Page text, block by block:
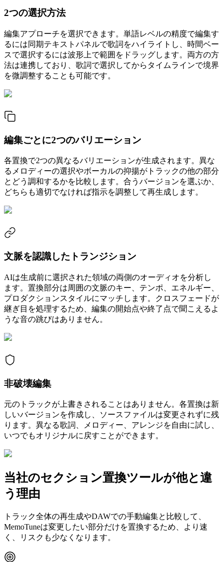
2つの選択方法
編集アプローチを選択できます。単語レベルの精度で編集す
るには同期テキストパネルで歌詞をハイライトし、時間ベー
スで選択するには波形上で範囲をドラッグします。両方の方
法は連携しており、歌詞で選択してからタイムラインで境界
を微調整することも可能です。
編集ごとに2つのバリエーション
各置換で2つの異なるバリエーションが生成されます。異な
るメロディーの選択やボーカルの抑揚がトラックの他の部分
とどう調和するかを比較します。合うバージョンを選ぶか、
どちらも適切でなければ指示を調整して再生成します。
文脈を認識したトランジション
AIは生成前に選択された領域の両側のオーディオを分析し
ます。置換部分は周囲の文脈のキー、テンポ、エネルギー、
プロダクションスタイルにマッチします。クロスフェードが
継ぎ目を処理するため、編集の開始点や終了点で聞こえるよ
うな音の跳びはありません。
非破壊編集
元のトラックが上書きされることはありません。各置換は新
しいバージョンを作成し、ソースファイルは変更されずに残
ります。異なる歌詞、メロディー、アレンジを自由に試し、
いつでもオリジナルに戻すことができます。
当社のセクション置換ツールが他と違
う理由
トラック全体の再生成やDAWでの手動編集と比較して、
MemoTuneは変更したい部分だけを置換するため、より速
く、リスクも少なくなります。